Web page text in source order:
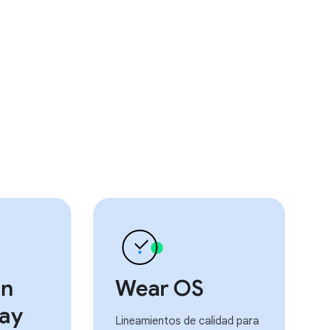
Wear OS
Lineamientos de calidad para